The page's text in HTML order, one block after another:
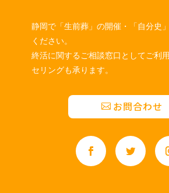
静岡で「生前葬」の開催・「自分史
ください。
終活に関するご相談窓口としてご利
セリングも承ります。
お問合わせ